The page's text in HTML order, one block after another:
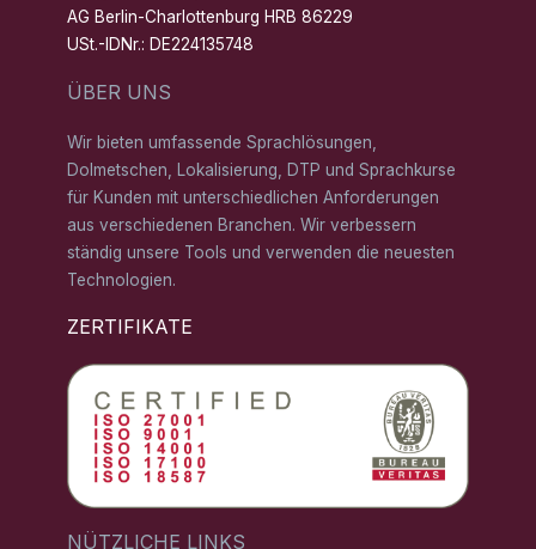
AG Berlin-Charlottenburg HRB 86229
USt.-IDNr.: DE224135748
ÜBER UNS
Wir bieten umfassende Sprachlösungen,
Dolmetschen, Lokalisierung, DTP und Sprachkurse
für Kunden mit unterschiedlichen Anforderungen
aus verschiedenen Branchen. Wir verbessern
ständig unsere Tools und verwenden die neuesten
Technologien.
ZERTIFIKATE
NÜTZLICHE LINKS